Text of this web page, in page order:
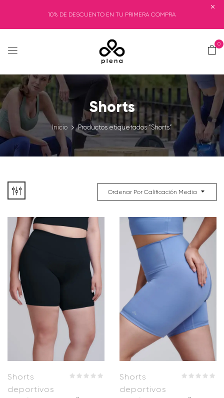
10% DE DESCUENTO EN TU PRIMERA COMPRA
0
Shorts
Inicio Productos etiquetados “Shorts”
Ordenar Por Calificación Media
Shorts
deportivos
Shorts
deportivos